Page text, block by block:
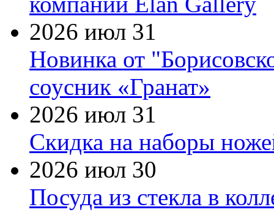
2026 июл 31
Новинка от
соусник «Гранат»
2026 июл 31
Скидка на наборы
2026 июл 30
Посуда из стекла в